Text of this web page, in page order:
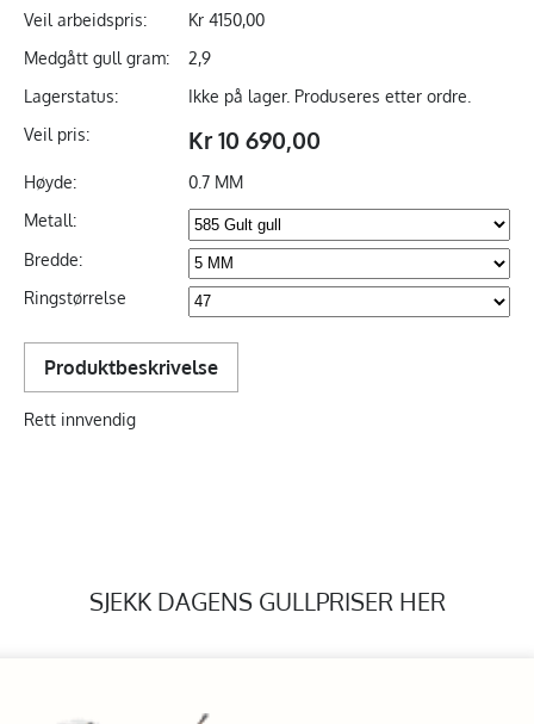
Veil arbeidspris:
Kr 4150,00
Medgått gull gram:
2,9
Lagerstatus:
Ikke på lager. Produseres etter ordre.
Veil pris:
Kr 10 690,00
Høyde:
0.7 MM
Metall:
Bredde:
Ringstørrelse
Produktbeskrivelse
Rett innvendig
SJEKK DAGENS GULLPRISER HER